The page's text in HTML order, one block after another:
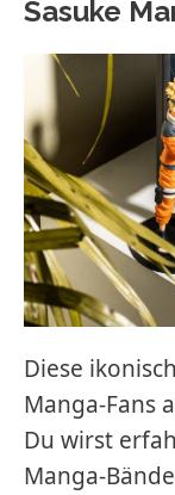
Sasuke
Diese
Manga-Fans
Du wirst
Manga-